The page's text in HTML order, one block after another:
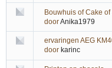
Bouwhuis of Cake
doorAnika1979
ervaringen AEG
door karinc